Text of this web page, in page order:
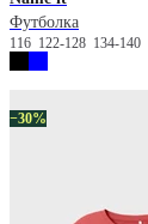
Футболка
116 122-128 134-140
−30%